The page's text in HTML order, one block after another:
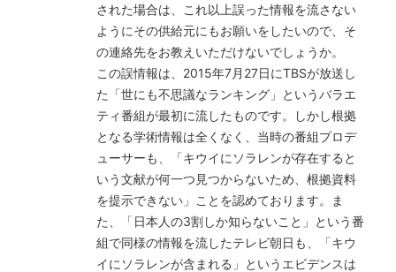
された場合は、これ以上誤った情報を流さない
ようにその供給元にもお願いをしたいので、そ
の連絡先をお教えいただけないでしょうか。
この誤情報は、2015年7月27日にTBSが放送し
た「世にも不思議なランキング」というバラエ
ティ番組が最初に流したものです。しかし根拠
となる学術情報は全くなく、当時の番組プロデ
ューサーも、「キウイにソラレンが存在すると
いう文献が何一つ見つからないため、根拠資料
を提示できない」ことを認めております。ま
た、「日本人の3割しか知らないこと」という番
組で同様の情報を流したテレビ朝日も、「キウ
イにソラレンが含まれる」というエビデンスは